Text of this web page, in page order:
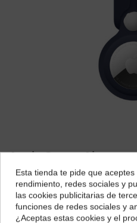
Apple Correa Airtag
Marca: Apple
43,55 €¿Dónde deseas
Selecciona tu ubicación
impuestos
Esta tienda te pide que
rendimiento, redes sociales y
las cookies publicitarias de
funciones de redes sociales y
¿Aceptas estas cookies y el